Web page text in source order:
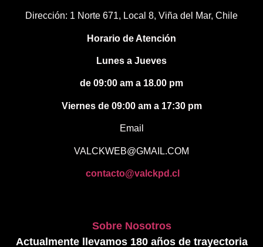
Dirección: 1 Norte 671, Local 8, Viña del Mar, Chile
Horario de Atención
Lunes a Jueves
de 09:00 am a 18.00 pm
Viernes de 09:00 am a 17:30 pm
Email
VALCKWEB@GMAIL.COM
contacto@valckpd.cl
Sobre Nosotros
Actualmente llevamos 180 años de trayectoria